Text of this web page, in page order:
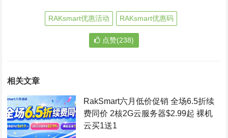
RAKsmart优惠活动 RAKsmart优惠码
点赞(238)
相关文章
RakSmart六月低价促销 全场6.5折续
费同价 2核2G云服务器$2.99起 裸机
云买1送1